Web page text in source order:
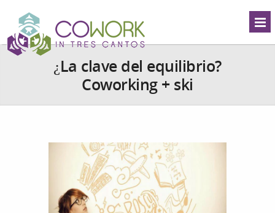
¿La clave del equilibrio?
Coworking + ski